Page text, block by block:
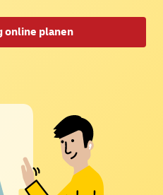
online planen